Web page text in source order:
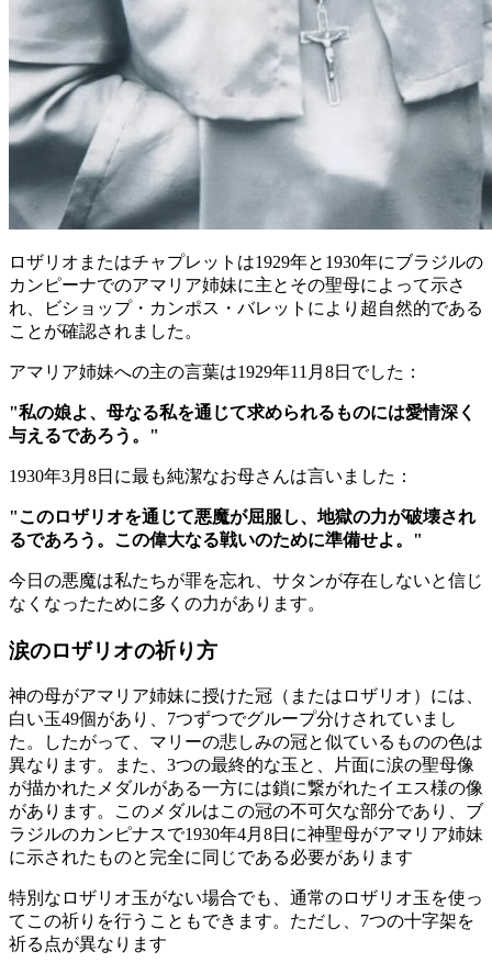
ロザリオまたはチャプレットは1929年と1930年にブラジルの
カンピーナでのアマリア姉妹に主とその聖母によって示さ
れ、ビショップ・カンポス・バレットにより超自然的である
ことが確認されました。
アマリア姉妹への主の言葉は1929年11月8日でした：
"私の娘よ、母なる私を通じて求められるものには愛情深く
与えるであろう。"
1930年3月8日に最も純潔なお母さんは言いました：
"このロザリオを通じて悪魔が屈服し、地獄の力が破壊され
るであろう。この偉大なる戦いのために準備せよ。"
今日の悪魔は私たちが罪を忘れ、サタンが存在しないと信じ
なくなったために多くの力があります。
涙のロザリオの祈り方
神の母がアマリア姉妹に授けた冠（またはロザリオ）には、
白い玉49個があり、7つずつでグループ分けされていまし
た。したがって、マリーの悲しみの冠と似ているものの色は
異なります。また、3つの最終的な玉と、片面に涙の聖母像
が描かれたメダルがある一方には鎖に繋がれたイエス様の像
があります。このメダルはこの冠の不可欠な部分であり、ブ
ラジルのカンピナスで1930年4月8日に神聖母がアマリア姉妹
に示されたものと完全に同じである必要があります
特別なロザリオ玉がない場合でも、通常のロザリオ玉を使っ
てこの祈りを行うこともできます。ただし、7つの十字架を
祈る点が異なります